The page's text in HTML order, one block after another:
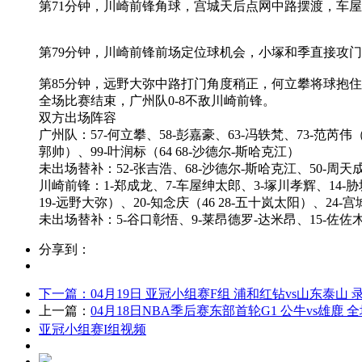
第71分钟，川崎前锋角球，宫城天后点网中路摆渡，车
第79分钟，川崎前锋前场定位球机会，小塚和季直接攻
第85分钟，远野大弥中路打门角度稍正，何立攀将球抱
全场比赛结束，广州队0-8不敌川崎前锋。
双方出场阵容
广州队：57-何立攀、58-彭嘉豪、63-冯轶梵、73-范芮伟
郭帅）、99-叶润标（64 68-沙德尔-斯哈克江）
未出场替补：52-张吉浩、68-沙德尔-斯哈克江、50-周天
川崎前锋：1-郑成龙、7-车屋绅太郎、3-塚川孝辉、14-
19-远野大弥）、20-知念庆（46 28-五十岚太阳）、24-宫
未出场替补：5-谷口彰悟、9-莱昂德罗-达米昂、15-佐佐
分享到：
下一篇： 04月19日 亚冠小组赛F组 浦和红钻vs山东泰山
上一篇： 04月18日NBA季后赛东部首轮G1 公牛vs雄鹿
亚冠小组赛I组视频